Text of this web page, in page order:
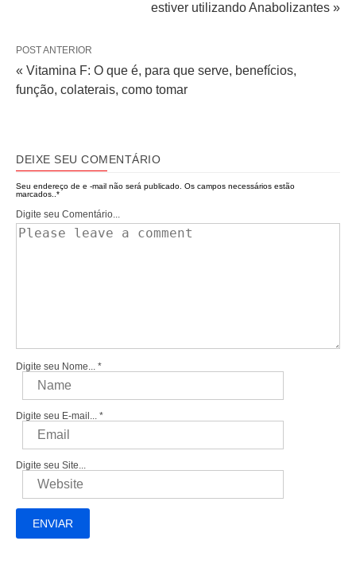
estiver utilizando Anabolizantes »
POST ANTERIOR
« Vitamina F: O que é, para que serve, benefícios,
função, colaterais, como tomar
DEIXE SEU COMENTÁRIO
Seu endereço de e -mail não será publicado. Os campos necessários estão
marcados.. *
Digite seu Comentário...
Digite seu Nome... *
Digite seu E-mail... *
Digite seu Site...